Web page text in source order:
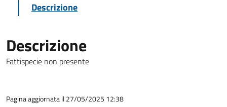
Descrizione
Descrizione
Fattispecie non presente
Pagina aggiornata il 27/05/2025 12:38